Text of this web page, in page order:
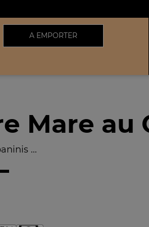
A EMPORTER
Mare au
...